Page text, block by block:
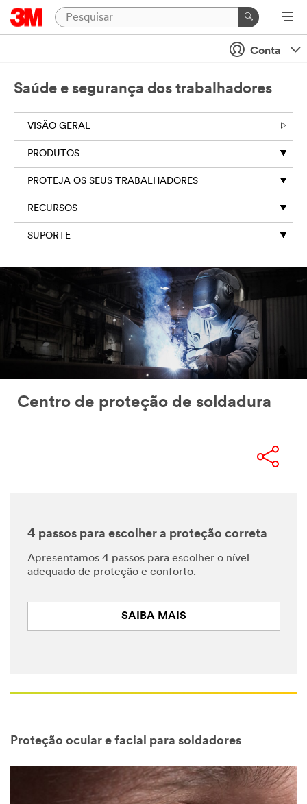
Conta
Saúde e segurança dos trabalhadores
VISÃO GERAL
PRODUTOS
PROTEJA OS SEUS TRABALHADORES
RECURSOS
SUPORTE
Centro de proteção de soldadura
4 passos para escolher a proteção correta
Apresentamos 4 passos para escolher o nível
adequado de proteção e conforto.
SAIBA MAIS
Proteção ocular e facial para soldadores